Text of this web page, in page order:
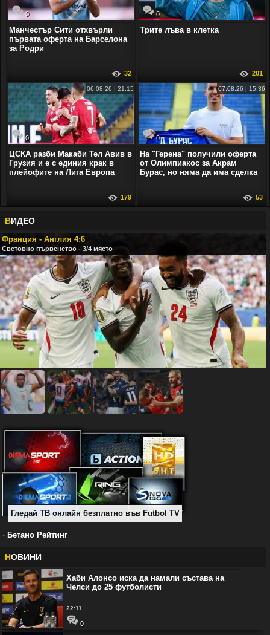
0
Манчестър Сити отхвърли
първата оферта на Барселона
за Родри
32
0
Трите лъва в клетка
201
0
06.08.26 | 21:15
ЦСКА разби Макаби Тел Авив в
Грузия и е с единия крак в
плейофите на Лига Европа
179
0
07.08.26 | 15:36
На "Герена" получили оферта
от Олимпиакос за Акрам
Бурас, но няма да има сделка
53
ВИДЕО
Франция - Англия 4:6
Световно първенство - 3/4 място
Гледай ТВ онлайн безплатно във Futbol TV
- Бетано Рейтинг
НОВИНИ
Хаби Алонсо иска да намали състава на
Челси до 25 футболисти
22:11
0